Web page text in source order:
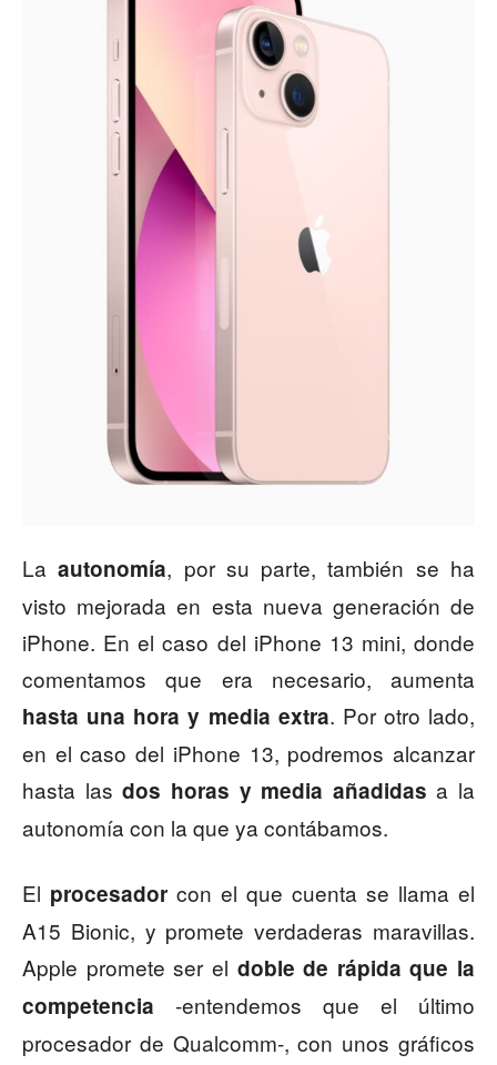
Laautonomía, por su parte, también se ha
visto mejorada en esta nueva generación de
iPhone. En el caso del iPhone 13 mini, donde
comentamos que era necesario, aumenta
hasta una hora y media extra. Por otro lado,
en el caso del iPhone 13, podremos alcanzar
hasta lasdos horas y media añadidas a la
autonomía con la que ya contábamos.
El procesador con el que cuenta se llama el
A15 Bionic, y promete verdaderas maravillas.
Apple promete ser el doble de rápida que la
competencia -entendemos que el último
procesador de Qualcomm-, con unos gráficos